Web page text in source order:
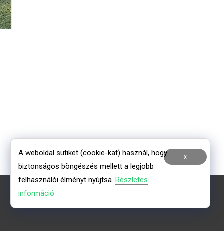
x
A weboldal sütiket (cookie-kat) használ, hogy
biztonságos böngészés mellett a legjobb
felhasználói élményt nyújtsa.Részletes
információ